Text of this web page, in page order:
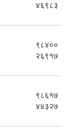
४६९८३
९८४००
२६९१७
९८६१७
४४३२७